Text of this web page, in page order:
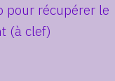
pour récupérer le
(à clef)